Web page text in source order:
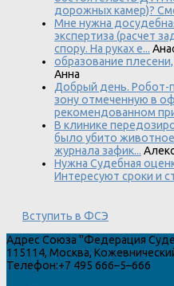
дорожных камер)?
Мне нужна
экспертиза (расчет
спору. На руках е...
образование
Анна
Добрый день. Робот-
зону отмеченную в
рекомендованном
В клинике
было убито
журнала зафик...
Нужна Судебная
Интересуют сроки и
Вступить в ФСЭ
Адрес Союза "Федерация
115114, Москва,
Телефон:+7 495 666–5–666